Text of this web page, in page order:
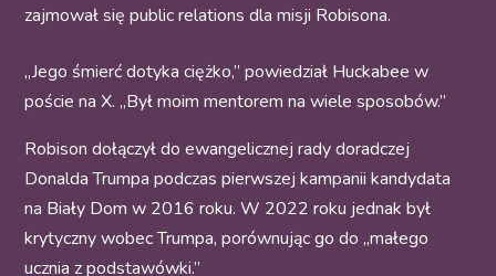
zajmował się public relations dla misji Robisona.
„Jego śmierć dotyka ciężko,” powiedział Huckabee w
poście na X. „Był moim mentorem na wiele sposobów.”
Robison dołączył do ewangelicznej rady doradczej
Donalda Trumpa podczas pierwszej kampanii kandydata
na Biały Dom w 2016 roku. W 2022 roku jednak był
krytyczny wobec Trumpa, porównując go do „małego
ucznia z podstawówki.”